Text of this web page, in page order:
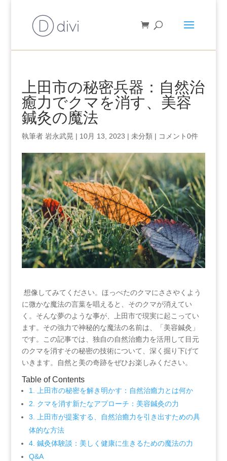
上田市の秘密兵器：自然治
癒力でクマを消す、美容
鍼灸の魔法
執筆者 岩永武晃 | 10月 13, 2023 | 未分類| コメント0件
‍ 想像してみてください。ほっぺたのクマにささやくよう
に微かな魔法の言葉を唱えると、そのクマが消えてい
く。そんな夢のような事が、上田市で現実に起こってい
ます。その強力で神秘的な魔法の名前は、「美容鍼灸」
です。この記事では、独自の自然治癒力を活用して目元
のクマを消すその秘密の技術について、深く掘り下げて
いきます。自然と美の奇跡をぜひお楽しみください。
Table ⁤of Contents
1. ‍上田市の秘密を解き明かす：自然治癒力とは何か
2. クマを消す新たなアプローチ：美容鍼灸の力
3.⁢ 上田市が提案する、自然治癒力を引き出すための具
体的な方法
4. 鍼灸体験談：美しく健康に生きるための魔法の力
Q&A